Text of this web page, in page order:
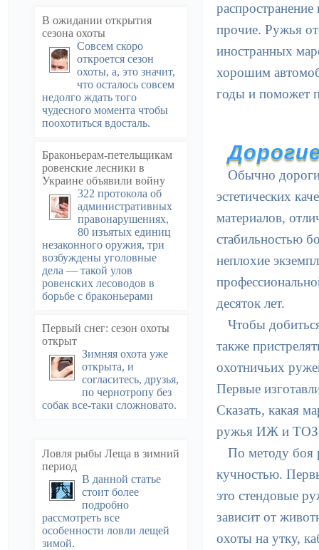
В ожидании открытия
сезона охоты
Совсем скоро
откроется сезон
охоты, а, это значит,
что осталось совсем
недолго ждать того
чудесного момента чтобы
поохотиться вдосталь.
Браконьерам-петельщикам
ровенские лесники в
Украине объявили войну
322 протокола об
административных
правонарушениях,
80 изъятых единиц
незаконного оружия, три
возбуждены уголовные
дела — такой улов
ровенских лесоводов в
борьбе с браконьерами
Первый снег: сезон охоты
открыт
Зимняя охота уже
открыта, и
согласитесь, друзья,
по чернотропу без
собак все-таки сложновато.
Ловля рыбы Леща в зимний
период
В данной статье
стоит более
подробно
рассмотреть все
особенности ловли лещей
зимой.
прочие. Ружья
иностранных
хорошим
годы и поможет
Обычно
эстетических
материалов,
стабильностью
неплохие
десяток лет.
Чтобы
также
охотничьих
Первые
Сказать, какая
ружья ИЖ и ТОЗ
По методу боя
кучностью.
это стендовые
зависит от
охоты на утку,